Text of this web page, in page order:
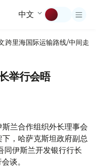
中文
跨里海国际运输路线/中间走廊
举行会晤
斯兰合作组织外长理事会
，哈萨克斯坦政府副总
同伊斯兰开发银行行长
谈。